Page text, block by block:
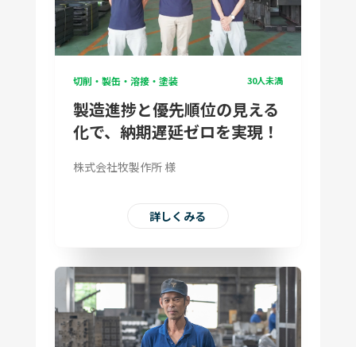
切削・製缶・溶接・塗装 30人未満
製造進捗と優先順位の見える
化で、納期遅延ゼロを実現！
株式会社牧製作所 様
詳しくみる